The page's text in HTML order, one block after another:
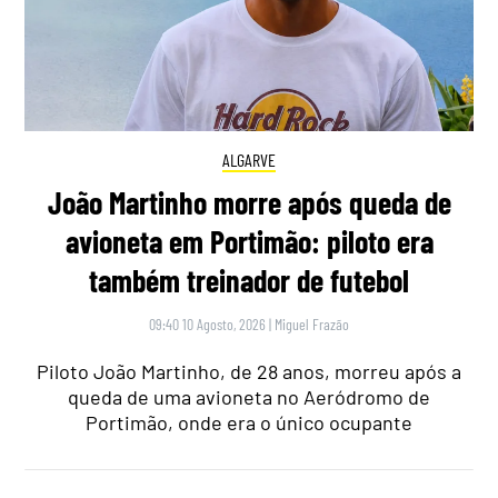
ALGARVE
João Martinho morre após queda de
avioneta em Portimão: piloto era
também treinador de futebol
09:40 10 Agosto, 2026 | Miguel Frazão
Piloto João Martinho, de 28 anos, morreu após a
queda de uma avioneta no Aeródromo de
Portimão, onde era o único ocupante